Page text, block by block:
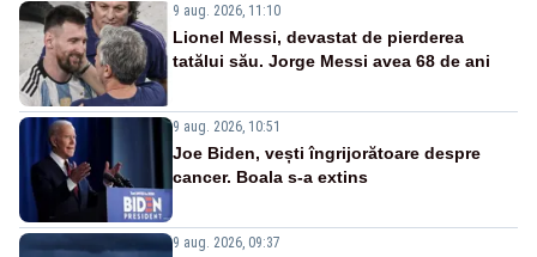
9 aug. 2026, 11:10
Lionel Messi, devastat de pierderea
tatălui său. Jorge Messi avea 68 de ani
9 aug. 2026, 10:51
Joe Biden, vești îngrijorătoare despre
cancer. Boala s-a extins
9 aug. 2026, 09:37